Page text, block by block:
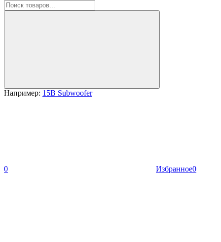
Например: 15B Subwoofer
0 Избранное0